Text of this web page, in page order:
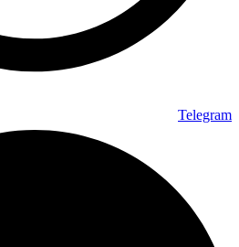
Telegram